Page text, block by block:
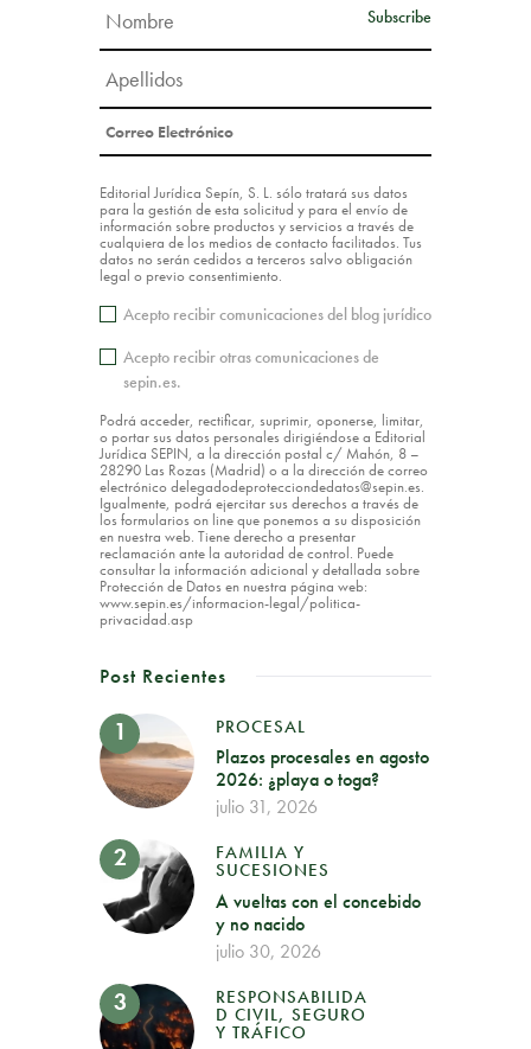
Editorial Jurídica Sepín, S. L. sólo tratará sus datos
para la gestión de esta solicitud y para el envío de
información sobre productos y servicios a través de
cualquiera de los medios de contacto facilitados. Tus
datos no serán cedidos a terceros salvo obligación
legal o previo consentimiento.
Acepto recibir comunicaciones del blog jurídico
Acepto recibir otras comunicaciones de
sepin.es.
Podrá acceder, rectificar, suprimir, oponerse, limitar,
o portar sus datos personales dirigiéndose a Editorial
Jurídica SEPIN, a la dirección postal c/ Mahón, 8 –
28290 Las Rozas (Madrid) o a la dirección de correo
electrónico delegadodeprotecciondedatos@sepin.es.
Igualmente, podrá ejercitar sus derechos a través de
los formularios on line que ponemos a su disposición
en nuestra web. Tiene derecho a presentar
reclamación ante la autoridad de control. Puede
consultar la información adicional y detallada sobre
Protección de Datos en nuestra página web:
www.sepin.es/informacion-legal/politica-
privacidad.asp
Post Recientes
PROCESAL
Plazos procesales en agosto
2026: ¿playa o toga?
julio 31, 2026
FAMILIA Y
SUCESIONES
A vueltas con el concebido
y no nacido
julio 30, 2026
RESPONSABILIDA
D CIVIL, SEGURO
Y TRÁFICO